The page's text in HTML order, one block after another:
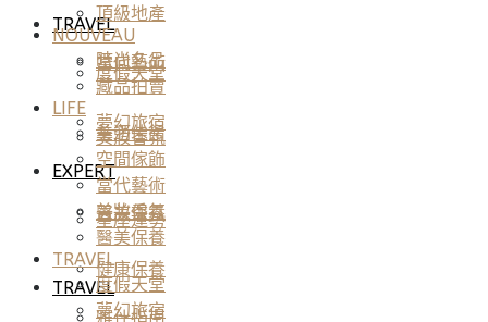
當代藝術
美妝香氛
醫美保養
TRAVEL
TRAVEL
度假天堂
夢幻旅宿
EXPERT
星座運勢
健康保養
頂級地產
NOUVEAU
時尚名品
藏品拍賣
LIFE
美酒佳餚
空間傢飾
當代藝術
美妝香氛
醫美保養
TRAVEL
度假天堂
夢幻旅宿